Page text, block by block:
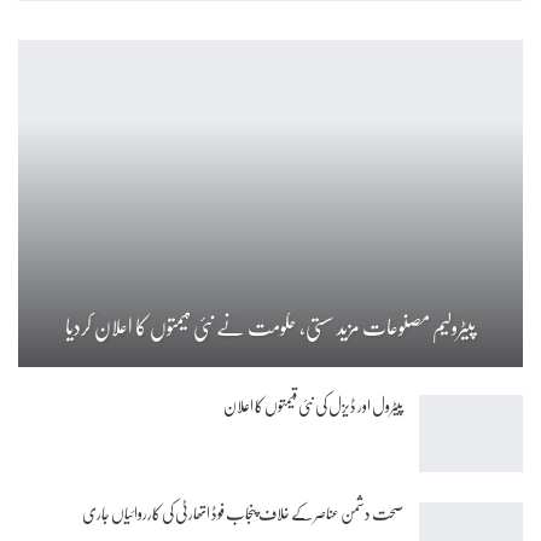
پیٹرولیم مصنوعات مزید سستی، حکومت نے نئی قیمتوں کا اعلان کردیا
پیٹرول اور ڈیزل کی نئی قیمتوں کا اعلان
صحت دشمن عناصر کے خلاف پنجاب فوڈ اتھارٹی کی کارروائیاں جاری